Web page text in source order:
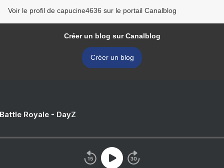
Voir le profil de capucine4636 sur le portail Canalblog
Créer un blog sur Canalblog
Créer un blog
Royale - DayZ